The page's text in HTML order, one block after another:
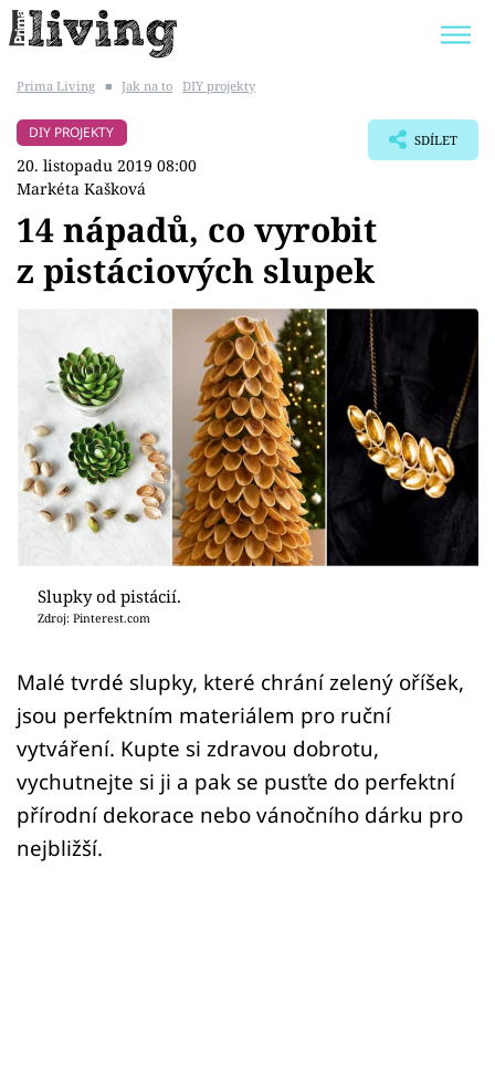
BYDLENÍ SLAVNÝCH
Témata
Zahrada
Design
Sledujte prima+
Přihlášení
Prima Living ■ Jak na to DIY projekty
DIY PROJEKTY
20. listopadu 2019 08:00
Markéta Kašková
SDÍLET
14 nápadů, co vyrobit
z pistáciových slupek
Slupky od pistácií.
Zdroj: Pinterest.com
Malé tvrdé slupky, které chrání zelený oříšek,
jsou perfektním materiálem pro ruční
vytváření. Kupte si zdravou dobrotu,
vychutnejte si ji a pak se pusťte do perfektní
přírodní dekorace nebo vánočního dárku pro
nejbližší.